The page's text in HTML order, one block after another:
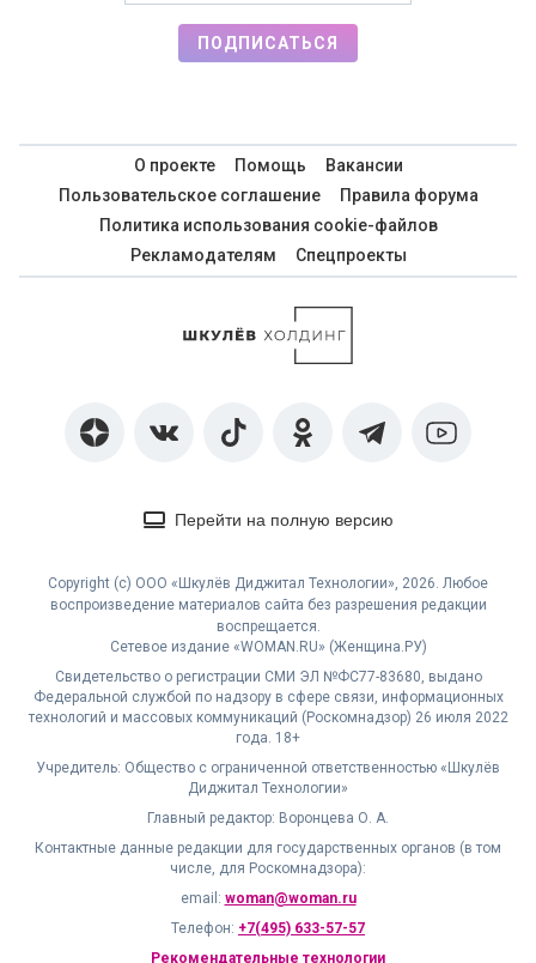
ПОДПИСАТЬСЯ
О проекте Помощь
Вакансии
Пользовательское соглашение
Правила форума
Политика использования cookie-файлов
Рекламодателям
Спецпроекты
Перейти на полную версию
Copyright (с) ООО «Шкулёв Диджитал Технологии», 2026. Любое
воспроизведение материалов сайта без разрешения редакции
воспрещается.
Сетевое издание «WOMAN.RU» (Женщина.РУ)
Свидетельство о регистрации СМИ ЭЛ №ФС77-83680, выдано
Федеральной службой по надзору в сфере связи, информационных
технологий и массовых коммуникаций (Роскомнадзор) 26 июля 2022
года. 18+
Учредитель: Общество с ограниченной ответственностью «Шкулёв
Диджитал Технологии»
Главный редактор: Воронцева О. А.
Контактные данные редакции для государственных органов (в том
числе, для Роскомнадзора):
email: woman@woman.ru
Телефон: +7(495) 633-57-57
Рекомендательные технологии